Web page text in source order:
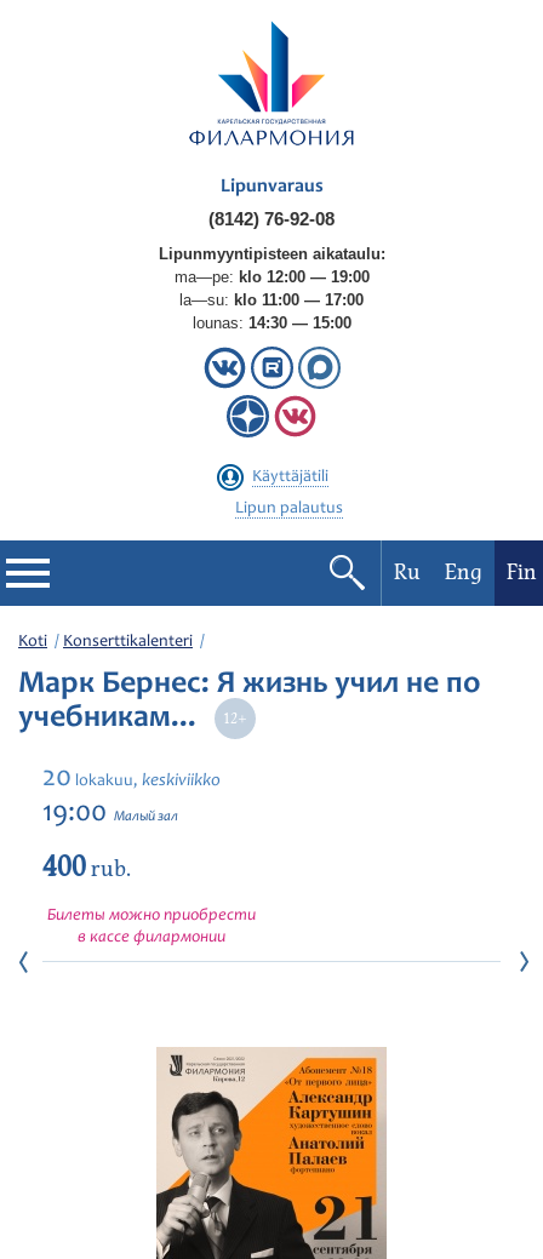
Lipunvaraus
(8142) 76-92-08
Lipunmyyntipisteen aikataulu:
ma—pe: klo 12:00 — 19:00
la—su: klo 11:00 — 17:00
lounas: 14:30 — 15:00
Käyttäjätili
Lipun palautus
Filharmonia
Konserttikalenteri
Festivaalit
Ru Eng Fin
Koti Konserttikalenteri
Марк Бернес: Я жизнь учил не по
учебникам...
20 lokakuu, keskiviikko
19:00 Малый зал
400rub.
Билеты можно приобрести
в кассе филармонии